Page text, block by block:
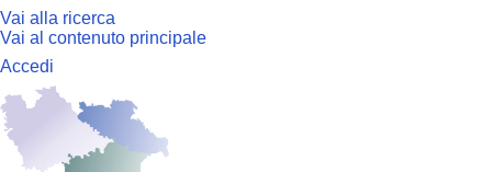
Vai alla ricerca
Vai al contenuto principale
Accedi